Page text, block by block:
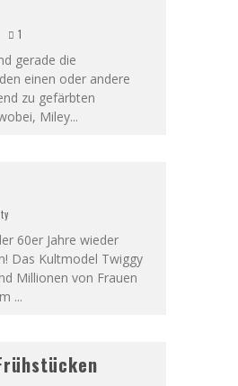
1
gerade die
einen oder andere
zu gefärbten
Miley...
60er Jahre wieder
Das Kultmodel Twiggy
Millionen von Frauen
...